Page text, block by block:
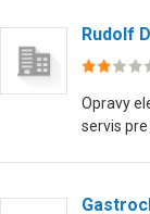
Rudolf
Opravy
servis